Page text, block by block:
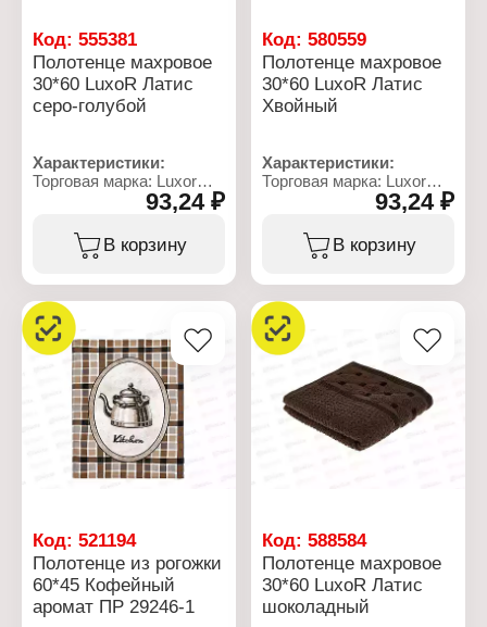
Код: 555381
Полотенце махровое
30*60 LuxoR Латис
серо-голубой
Характеристики:
Торговая марка: Luxor
Тип товара: Полотенце
Вид ткани: махровое
Размер: 30х60 см
Плотность: 400 г/кв.м
93,24 ₽
В корзину
Код:580559
Полотенце махровое
30*60 LuxoR Латис
Хвойный
Характеристики:
Торговая марка: Luxor
Тип товара: Полотенце
Вид ткани: махровое
Размер: 30х60 см
Плотность: 400 г/кв.м
93,24 ₽
В корзину
Код: 521194
Полотенце из рогожки
60*45 Кофейный
аромат ПР 29246-1
Код:588584
Полотенце махровое
30*60 LuxoR Латис
шоколадный